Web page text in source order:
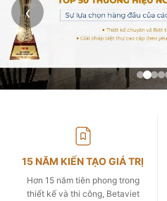
‹
15 NĂM KIẾN TẠO GIÁ TRỊ
Hơn 15 năm tiên phong trong
thiết kế và thi công, Betaviet